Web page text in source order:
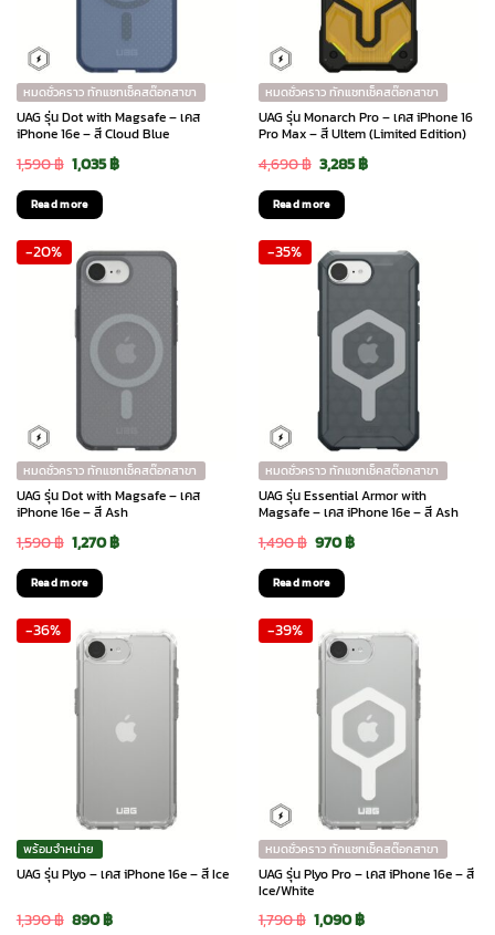
หมดชั่วคราว ทักแชทเช็คสต๊อกสาขา
UAG รุ่น Dot with Magsafe – เคส
iPhone 16e – สี Cloud Blue
1,590฿ Original
price
was:
1,590 ฿.
1,035฿Current
1,035 ฿.
Read more
หมดชั่วคราว ทักแชทเช็คสต๊อกสาขา
UAG รุ่น Monarch Pro – เคส iPhone 16
Pro Max – สี Ultem (Limited Edition)
4,690฿ Original
price
was:
4,690 ฿.
3,285฿Current
3,285 ฿.
Read more
-20%
หมดชั่วคราว ทักแชทเช็คสต๊อกสาขา
UAG รุ่น Dot with Magsafe – เคส
iPhone 16e – สี Ash
1,590฿ Original
price
was:
1,590 ฿.
1,270฿Current
1,270 ฿.
Read more
-35%
หมดชั่วคราว ทักแชทเช็คสต๊อกสาขา
UAG รุ่น Essential Armor with
Magsafe – เคส iPhone 16e – สี Ash
1,490฿ Original
price
was:
1,490 ฿.
970฿Current
970 ฿.
Read more
-36%
พร้อมจำหน่าย
UAG รุ่น Plyo – เคส iPhone 16e – สี Ice
1,390฿ Original
890฿Current
-39%
หมดชั่วคราว ทักแชทเช็คสต๊อกสาขา
UAG รุ่น Plyo Pro – เคส iPhone 16e – สี
Ice/White
1,790฿ Original
1,090฿Current